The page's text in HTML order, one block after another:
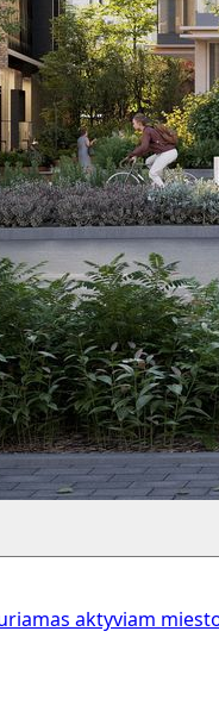
aktyviam